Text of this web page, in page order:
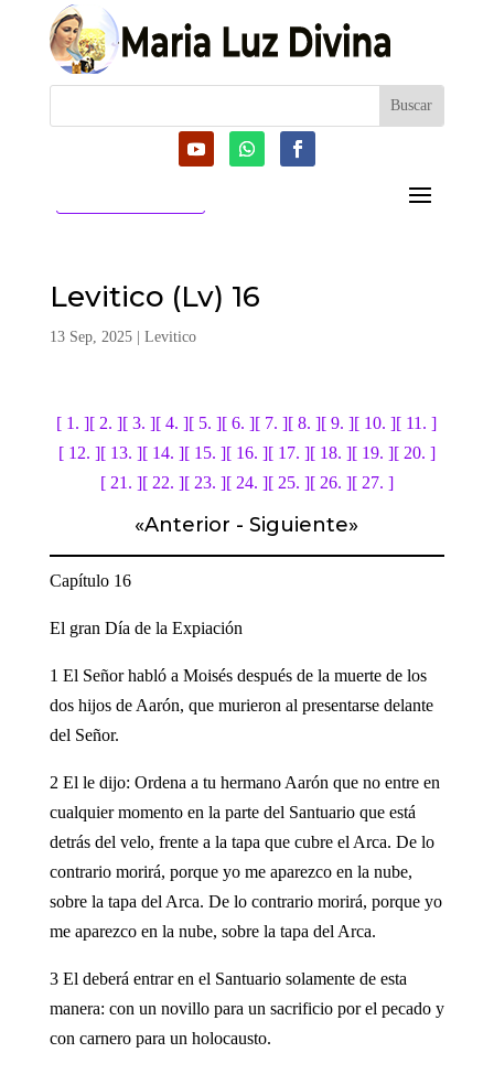
Levitico (Lv) 16
13 Sep, 2025| Levitico
[ 1. ][ 2. ][ 3. ][ 4. ][ 5. ][ 6. ][ 7. ][ 8. ][ 9. ][ 10. ][ 11. ]
[ 12. ][ 13. ][ 14. ][ 15. ][ 16. ][ 17. ][ 18. ][ 19. ][ 20. ]
[ 21. ][ 22. ][ 23. ][ 24. ][ 25. ][ 26. ][ 27. ]
«Anterior -Siguiente»
Capítulo 16
El gran Día de la Expiación
1 El Señor habló a Moisés después de la muerte de los
dos hijos de Aarón, que murieron al presentarse delante
del Señor.
2 El le dijo: Ordena a tu hermano Aarón que no entre en
cualquier momento en la parte del Santuario que está
detrás del velo, frente a la tapa que cubre el Arca. De lo
contrario morirá, porque yo me aparezco en la nube,
sobre la tapa del Arca. De lo contrario morirá, porque yo
me aparezco en la nube, sobre la tapa del Arca.
3 El deberá entrar en el Santuario solamente de esta
manera: con un novillo para un sacrificio por el pecado y
con carnero para un holocausto.